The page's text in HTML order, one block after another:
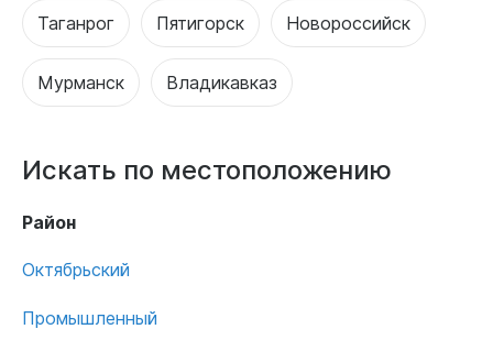
Таганрог Пятигорск Новороссийск
Мурманск Владикавказ
Искать по местоположению
Район
Октябрьский
Промышленный